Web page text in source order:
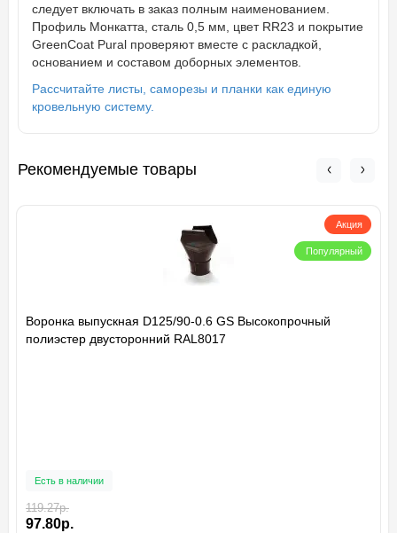
следует включать в заказ полным наименованием.
Профиль Монкатта, сталь 0,5 мм, цвет RR23 и покрытие
GreenCoat Pural проверяют вместе с раскладкой,
основанием и составом доборных элементов.
Рассчитайте листы, саморезы и планки как единую
кровельную систему.
Рекомендуемые товары
Акция
Популярный
Воронка выпускная D125/90-0.6 GS Высокопрочный
полиэстер двусторонний RAL8017
Есть в наличии
119.27р.
97.80р.